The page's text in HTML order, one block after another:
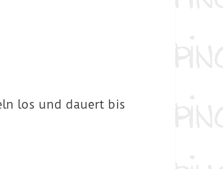
los und dauert bis